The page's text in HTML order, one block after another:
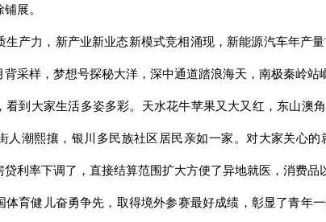
展。
生产力，新产业新业态新模式竞相涌现，新能源汽车年产
采样，梦想号探秘大洋，深中通道踏浪海天，南极秦岭站
看到大家生活多姿多彩。天水花牛苹果又大又红，东山澳
人潮熙攘，银川多民族社区居民亲如一家。对大家关心
贷利率下调了，直接结算范围扩大方便了异地就医，消费
体育健儿奋勇争先，取得境外参赛最好成绩，彰显了青年